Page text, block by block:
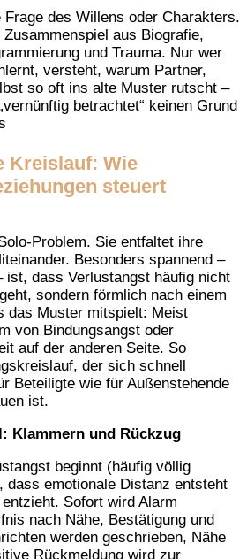
des Willens oder Charakters.
aus Biografie,
und Trauma. Nur wer
versteht, warum Partner,
so oft ins alte Muster rutscht –
betrachtet“ keinen Grund
Kreislauf: Wie
steuert
Problem. Sie entfaltet ihre
Besonders spannend –
ist, dass Verlustangst häufig nicht
sondern förmlich nach einem
das Muster mitspielt: Meist
von Bindungsangst oder
auf der anderen Seite. So
der sich schnell
Beteiligte wie für Außenstehende
ist.
Klammern und Rückzug
beginnt (häufig völlig
dass emotionale Distanz entsteht
Sofort wird Alarm
nach Nähe, Bestätigung und
werden geschrieben, Nähe
Rückmeldung wird zur